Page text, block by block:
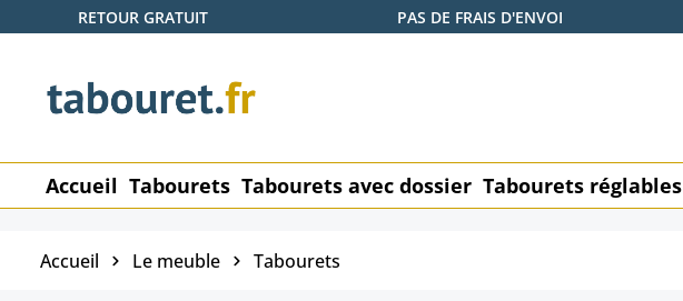
au contenu principal
Passer à la recherche
Passer à la navigation principale
RETOUR GRATUIT PAS DE FRAIS D'ENVOI
Accueil Tabourets Tabourets avec dossier Tabourets réglables
Accueil Le meuble Tabourets